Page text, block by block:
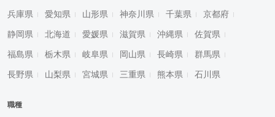
兵庫県 愛知県 山形県 神奈川県 千葉県 京都府
静岡県 北海道 愛媛県 滋賀県 沖縄県 佐賀県
福島県 栃木県 岐阜県 岡山県 長崎県 群馬県
長野県 山梨県 宮城県 三重県 熊本県 石川県
職種